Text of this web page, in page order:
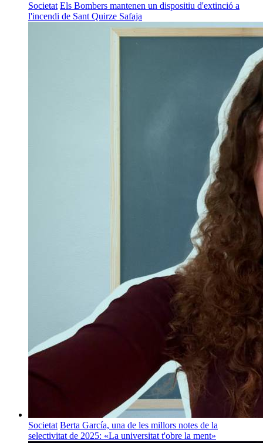
Societat Els Bombers mantenen un dispositiu d'extinció a
l'incendi de Sant Quirze Safaja
Societat Berta García, una de les millors notes de la
selectivitat de 2025: «La universitat t'obre la ment»